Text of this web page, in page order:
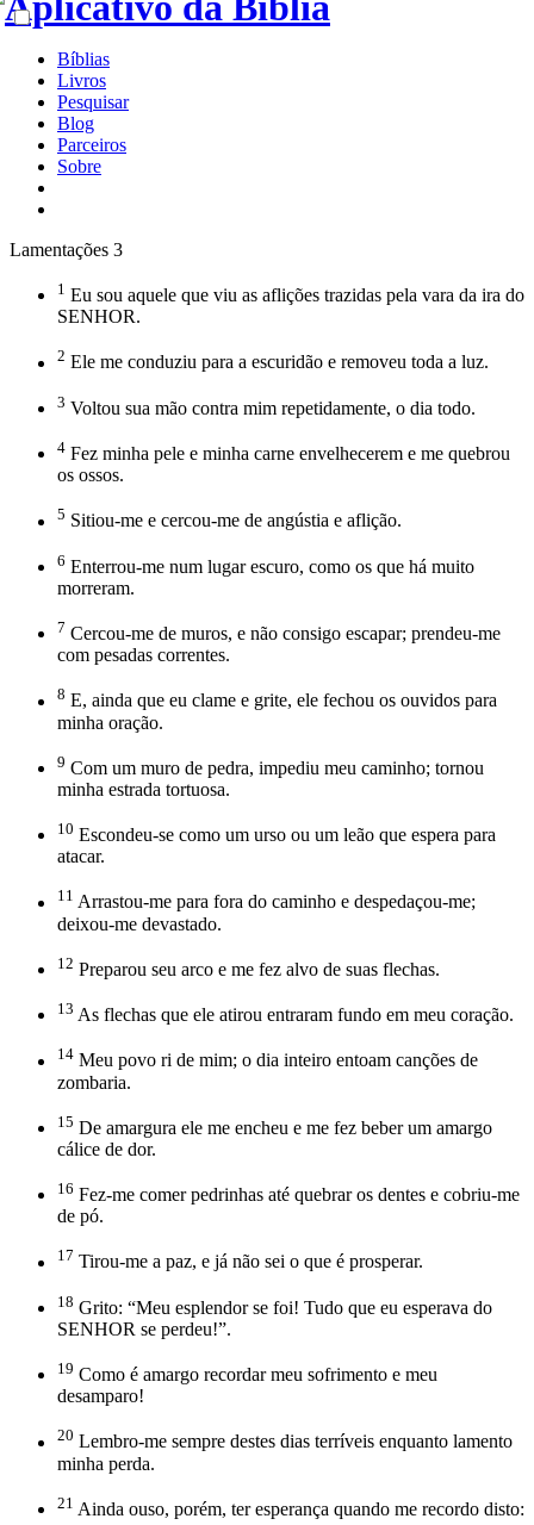
Bíblias
Livros
Pesquisar
Blog
Parceiros
Sobre
Lamentações 3
1 Eu sou aquele que viu as aflições trazidas pela vara da ira do
SENHOR.
2 Ele me conduziu para a escuridão e removeu toda a luz.
3 Voltou sua mão contra mim repetidamente, o dia todo.
4 Fez minha pele e minha carne envelhecerem e me quebrou
os ossos.
5 Sitiou-me e cercou-me de angústia e aflição.
6 Enterrou-me num lugar escuro, como os que há muito
morreram.
7 Cercou-me de muros, e não consigo escapar; prendeu-me
com pesadas correntes.
8 E, ainda que eu clame e grite, ele fechou os ouvidos para
minha oração.
9 Com um muro de pedra, impediu meu caminho; tornou
minha estrada tortuosa.
10 Escondeu-se como um urso ou um leão que espera para
atacar.
11 Arrastou-me para fora do caminho e despedaçou-me;
deixou-me devastado.
12 Preparou seu arco e me fez alvo de suas flechas.
13 As flechas que ele atirou entraram fundo em meu coração.
14 Meu povo ri de mim; o dia inteiro entoam canções de
zombaria.
15 De amargura ele me encheu e me fez beber um amargo
cálice de dor.
16 Fez-me comer pedrinhas até quebrar os dentes e cobriu-me
de pó.
17 Tirou-me a paz, e já não sei o que é prosperar.
18 Grito: “Meu esplendor se foi! Tudo que eu esperava do
SENHOR se perdeu!”.
19 Como é amargo recordar meu sofrimento e meu
desamparo!
20 Lembro-me sempre destes dias terríveis enquanto lamento
minha perda.
21 Ainda ouso, porém, ter esperança quando me recordo disto: